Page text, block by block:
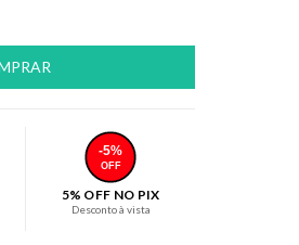
-5%
OFF
5% OFF NO PIX
Desconto à vista